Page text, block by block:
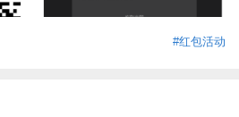
#红包活动